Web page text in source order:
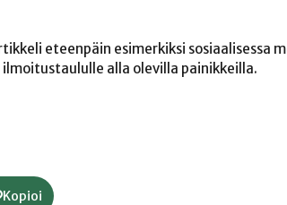
eteenpäin esimerkiksi sosiaalisessa
alla olevilla painikkeilla.
Kopioi